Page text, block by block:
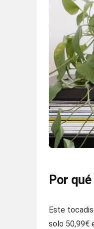
Por
Este
solo 50,99€